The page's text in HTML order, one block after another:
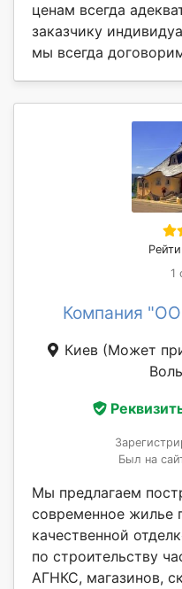
ценам всегда
заказчику
мы всегда
1
Компания
Киев (Может
Был на
Мы предлагаем
современное жилье
качественной
по строительству
АГНКС, магазинов,